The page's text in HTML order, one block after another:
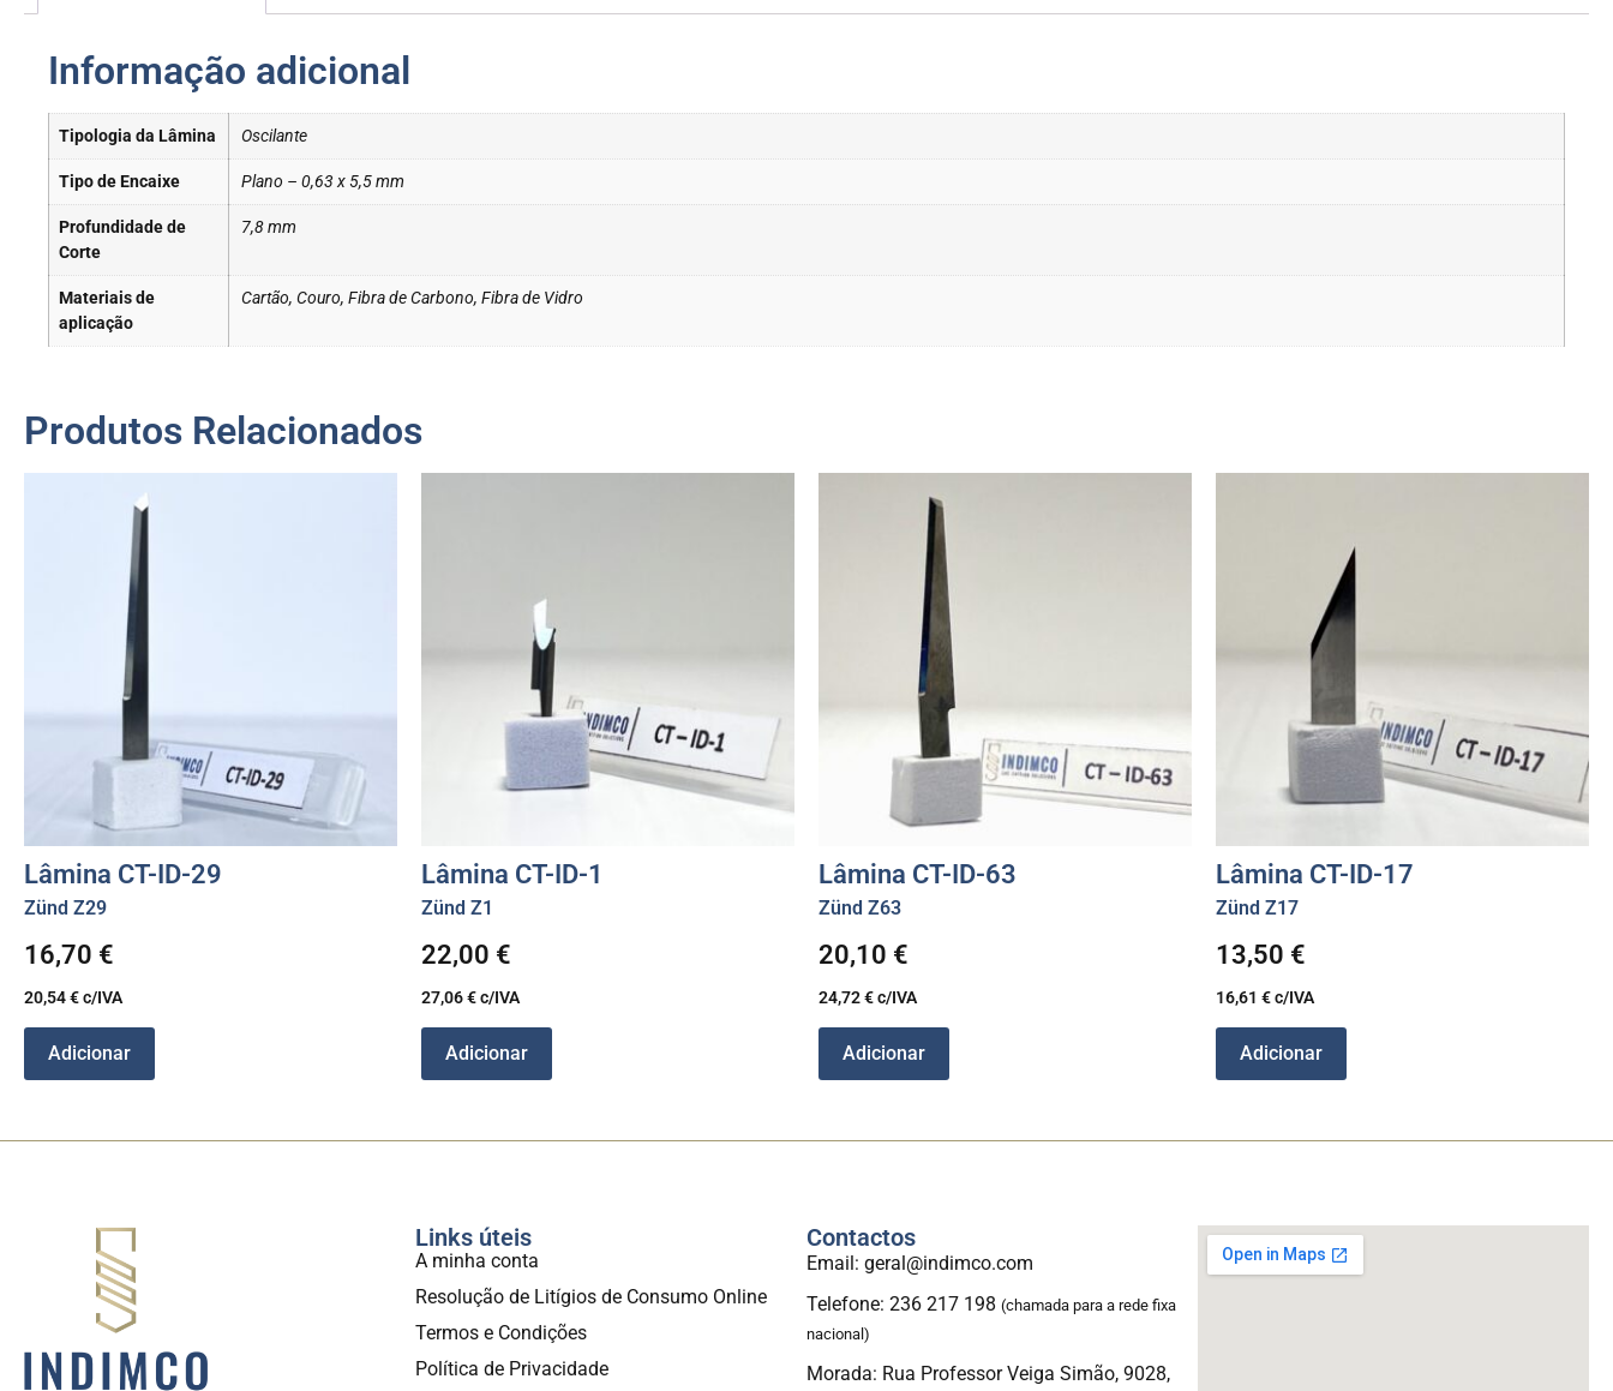
Informação adicional
Tipologia da Lâmina Oscilante
Tipo de Encaixe Plano – 0,63 x 5,5 mm
Profundidade de
Corte
7,8 mm
Materiais de
aplicação
Cartão, Couro, Fibra de Carbono, Fibra de Vidro
Produtos Relacionados
Lâmina CT-ID-29
Zünd Z29
16,70 €
20,54€c/IVA
Adicionar
Lâmina CT-ID-1
Zünd Z1
22,00 €
27,06€c/IVA
Adicionar
Lâmina CT-ID-63
Zünd Z63
20,10 €
24,72€c/IVA
Adicionar
Lâmina CT-ID-17
Zünd Z17
13,50 €
16,61 €c/IVA
Adicionar
Links úteis
A minha conta
Resolução de Litígios de Consumo Online
Termos e Condições
Política de Privacidade
Contactos
Email: geral@indimco.com
Telefone: 236 217 198 (chamada para a rede fixa
nacional)
Morada: Rua Professor Veiga Simão, 9028,